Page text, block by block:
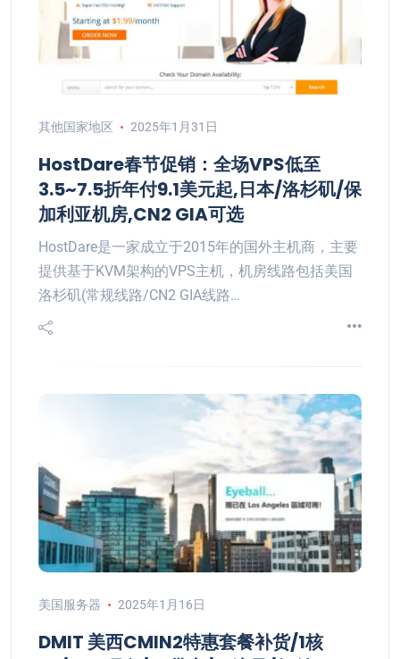
其他国家地区 2025年1月31日
HostDare春节促销：全场VPS低至
3.5~7.5折年付9.1美元起,日本/洛杉矶/保
加利亚机房,CN2 GIA可选
HostDare是一家成立于2015年的国外主机商，主要
提供基于KVM架构的VPS主机，机房线路包括美国
洛杉矶(常规线路/CN2 GIA线路…
美国服务器 2025年1月16日
DMIT 美西CMIN2特惠套餐补货/1核